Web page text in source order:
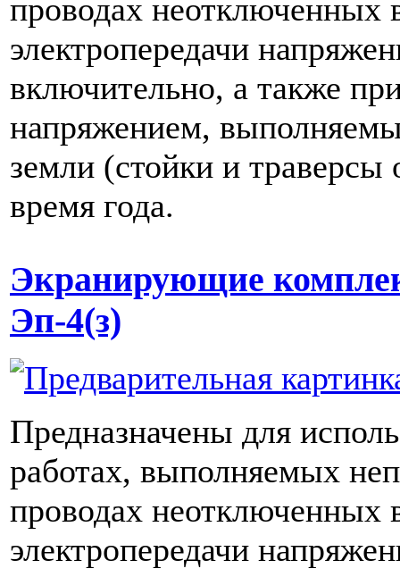
проводах
электропередачи
включительно, а также
напряжением,
земли (стойки и траверсы
время года.
Экранирующие
Эп-4(з)
Предназначены для
работах, выполняемых
проводах
электропередачи